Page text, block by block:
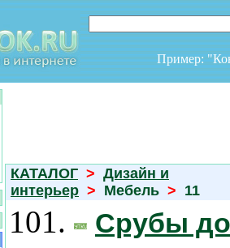
Пример:
КАТАЛОГ > Дизайн и
интерьер > Мебель > 11
101.
Срубы